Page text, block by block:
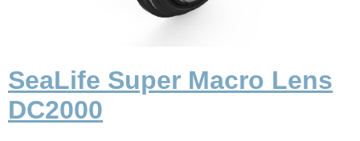
SeaLife Super Macro Lens
DC2000